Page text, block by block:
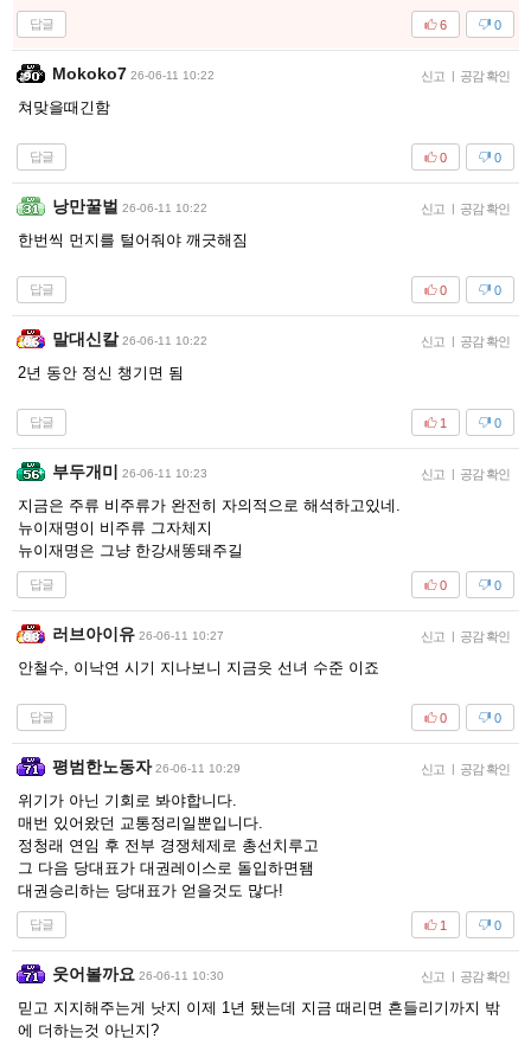
답글 0
6
Mokoko7 26-06-11 10:22 신고 | 공감 확인
쳐맞을때긴함
답글 0
0
낭만꿀벌 26-06-11 10:22 신고 | 공감 확인
한번씩 먼지를 털어줘야 깨긋해짐
답글 0
0
말대신칼 26-06-11 10:22 신고 | 공감 확인
2년 동안 정신 챙기면 됨
답글 0
1
부두개미 26-06-11 10:23 신고 | 공감 확인
지금은 주류 비주류가 완전히 자의적으로 해석하고있네.
뉴이재명이 비주류 그자체지
뉴이재명은 그냥 한강새똥돼주길
답글 0
0
러브아이유 26-06-11 10:27 신고 | 공감 확인
안철수, 이낙연 시기 지나보니 지금읏 선녀 수준 이죠
답글 0
0
평범한노동자 26-06-11 10:29 신고 | 공감 확인
위기가 아닌 기회로 봐야합니다.
매번 있어왔던 교통정리일뿐입니다.
정청래 연임 후 전부 경쟁체제로 총선치루고
그 다음 당대표가 대권레이스로 돌입하면됌
대권승리하는 당대표가 얻을것도 많다!
답글 0
1
웃어볼까요 26-06-11 10:30 신고 | 공감 확인
믿고 지지해주는게 낫지 이제 1년 됐는데 지금 때리면 흔들리기까지 밖
에 더하는것 아닌지?